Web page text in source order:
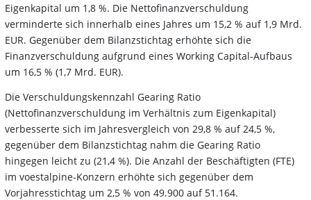
Eigenkapital um 1,8 %. Die Nettofinanzverschuldung
verminderte sich innerhalb eines Jahres um 15,2 % auf 1,9 Mrd.
EUR. Gegenüber dem Bilanzstichtag erhöhte sich die
Finanzverschuldung aufgrund eines Working Capital-Aufbaus
um 16,5 % (1,7 Mrd. EUR).
Die Verschuldungskennzahl Gearing Ratio
(Nettofinanzverschuldung im Verhältnis zum Eigenkapital)
verbesserte sich im Jahresvergleich von 29,8 % auf 24,5 %,
gegenüber dem Bilanzstichtag nahm die Gearing Ratio
hingegen leicht zu (21,4 %). Die Anzahl der Beschäftigten (FTE)
im voestalpine-Konzern erhöhte sich gegenüber dem
Vorjahresstichtag um 2,5 % von 49.900 auf 51.164.